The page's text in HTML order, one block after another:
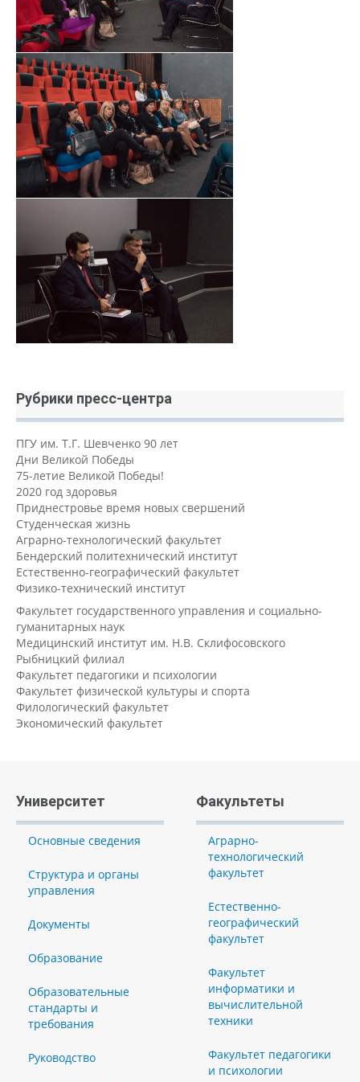
Рубрики пресс-центра
ПГУ им. Т.Г. Шевченко 90 лет
Дни Великой Победы
75-летие Великой Победы!
2020 год здоровья
Приднестровье время новых свершений
Студенческая жизнь
Аграрно-технологический факультет
Бендерский политехнический институт
Естественно-географический факультет
Физико-технический институт
Факультет государственного управления и социально-
гуманитарных наук
Медицинский институт им. Н.В. Склифосовского
Рыбницкий филиал
Факультет педагогики и психологии
Факультет физической культуры и спорта
Филологический факультет
Экономический факультет
Университет
Основные сведения
Структура и органы
управления
Документы
Образование
Образовательные
стандарты и
требования
Руководство
Факультеты
Аграрно-
технологический
факультет
Естественно-
географический
факультет
Факультет
информатики и
вычислительной
техники
Факультет педагогики
и психологии